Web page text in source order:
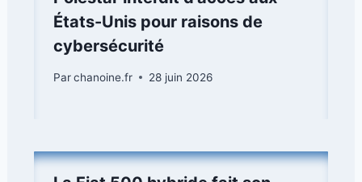
États-Unis pour raisons de
cybersécurité
Parchanoine.fr 28 juin 2026